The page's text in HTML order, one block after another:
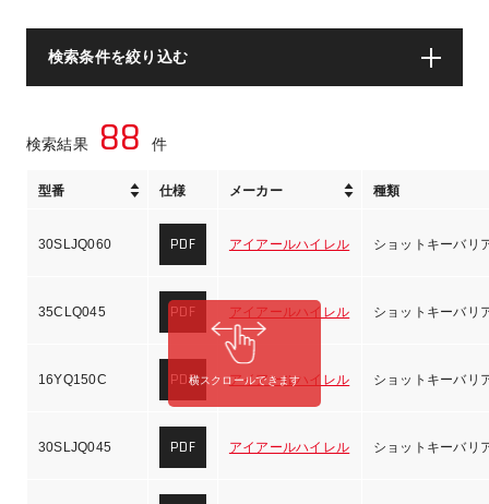
検索条件を絞り込む
検索結果 88 件
横スクロールできます
型番 仕様 メーカー 種類
30SLJQ060 PDF アイアールハイレル ショットキーバリ
35CLQ045 PDF アイアールハイレル ショットキーバリ
16YQ150C PDF アイアールハイレル ショットキーバリ
30SLJQ045 PDF アイアールハイレル ショットキーバリ